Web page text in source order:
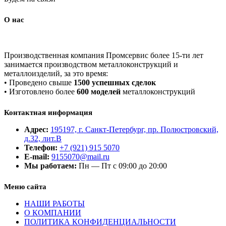
О нас
Производственная компания Промсервис более 15-ти лет
занимается производством металлоконструкций и
металлоизделий, за это время:
• Проведено свыше 1500 успешных сделок
• Изготовлено более 600 моделей металлоконструкций
Контактная информация
Адрес: 195197, г. Санкт-Петербург, пр. Полюстровский,
д.32, лит.В
Телефон: +7 (921) 915 5070
E-mail: 9155070@mail.ru
Мы работаем: Пн — Пт с 09:00 до 20:00
Меню сайта
НАШИ РАБОТЫ
О КОМПАНИИ
ПОЛИТИКА КОНФИДЕНЦИАЛЬНОСТИ